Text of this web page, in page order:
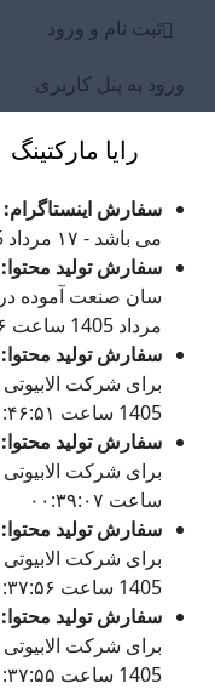
ثبت نام و ورود
ورود به پنل کاربری
رایا مارکتینگ
سفارش اینستاگرام:
می باشد - ۱۷ مرداد 1405 ساعت ۰۵:۳۵:۱۰
سفارش تولید محتوا:
مرداد 1405 ساعت ۰۲:۰۰:۵۶
سفارش تولید محتوا:
1405 ساعت ۰۰:۴۶:۵۱
سفارش تولید محتوا:
ساعت ۰۰:۳۹:۰۷
سفارش تولید محتوا:
1405 ساعت ۰۰:۳۷:۵۶
سفارش تولید محتوا:
1405 ساعت ۰۰:۳۷:۵۵